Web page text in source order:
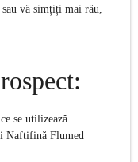
vă simțiți mai rău,
se utilizează
Naftifină Flumed